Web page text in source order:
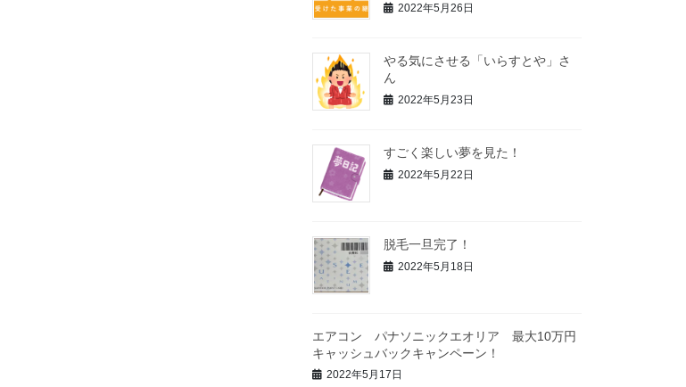
2022年5月26日
やる気にさせる「いらすとや」さ
ん
2022年5月23日
すごく楽しい夢を見た！
2022年5月22日
脱毛一旦完了！
2022年5月18日
エアコン パナソニックエオリア 最大10万円
キャッシュバックキャンペーン！
2022年5月17日